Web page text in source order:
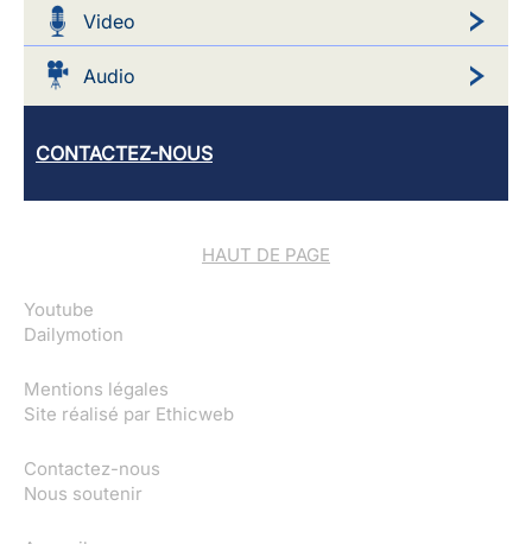
Video
Audio
CONTACTEZ-NOUS
HAUT DE PAGE
Youtube
Dailymotion
Mentions légales
Site réalisé par Ethicweb
Contactez-nous
Nous soutenir